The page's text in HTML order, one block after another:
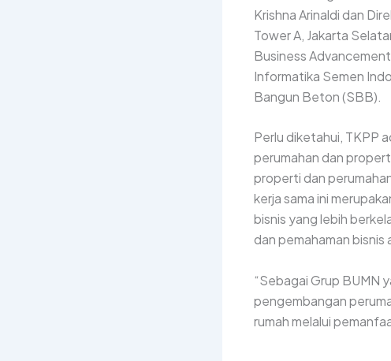
Krishna Arinaldi dan
Tower A, Jakarta
Business
Informatika Semen
Bangun Beton (SBB).
Perlu diketahui, TKPP
perumahan dan
properti dan
kerja sama ini
bisnis yang lebih
dan pemahaman bisnis
“Sebagai Grup BUMN
pengembangan
rumah melalui